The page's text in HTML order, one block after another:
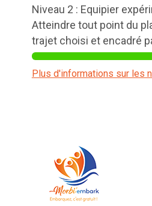
Niveau 2 : Equipier
Atteindre tout point du
trajet choisi et encadré
Plus d'informations sur les